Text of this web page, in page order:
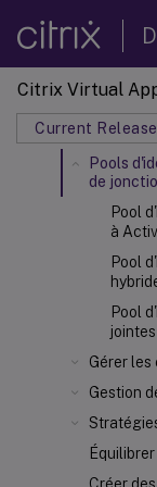
Citrix Virtual
Current Release
Créer
d'images
Gérer les
d'images
Créer
Pools
de
Pool
à
Pool
Pool
Gérer les
Gestion